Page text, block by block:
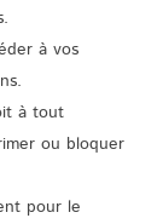
à vos
à tout
ou bloquer
pour le